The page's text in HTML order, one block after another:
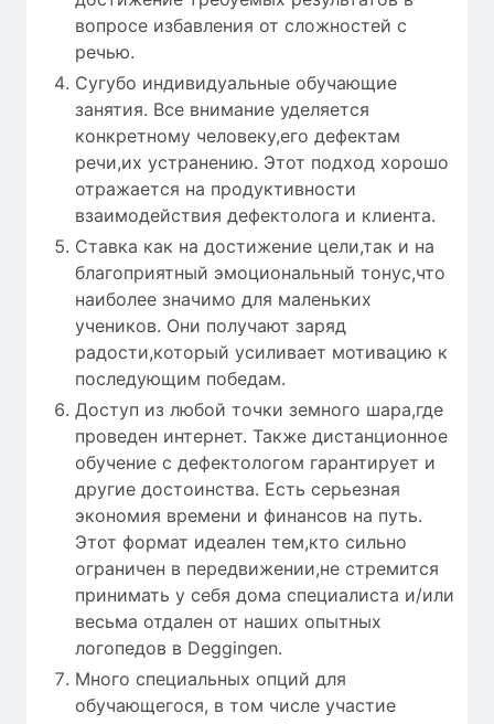
вопросе избавления от сложностей с
речью.
Сугубо индивидуальные обучающие
занятия. Все внимание уделяется
конкретному человеку,его дефектам
речи,их устранению. Этот подход хорошо
отражается на продуктивности
взаимодействия дефектолога и клиента.
Ставка как на достижение цели,так и на
благоприятный эмоциональный тонус,что
наиболее значимо для маленьких
учеников. Они получают заряд
радости,который усиливает мотивацию к
последующим победам.
Доступ из любой точки земного шара,где
проведен интернет. Также дистанционное
обучение с дефектологом гарантирует и
другие достоинства. Есть серьезная
экономия времени и финансов на путь.
Этот формат идеален тем,кто сильно
ограничен в передвижении,не стремится
принимать у себя дома специалиста и/или
весьма отдален от наших опытных
логопедов в Deggingen.
Много специальных опций для
обучающегося, в том числе участие